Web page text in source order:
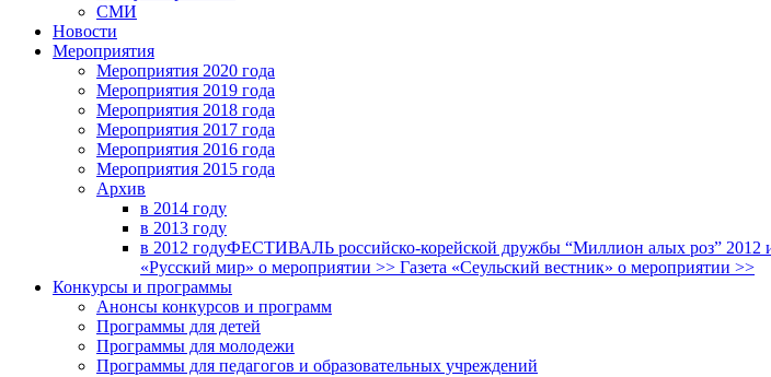
СМИ
Новости
Мероприятия
Мероприятия 2020 года
Мероприятия 2019 года
Мероприятия 2018 годa
Мероприятия 2017 года
Мероприятия 2016 года
Мероприятия 2015 года
Архив
в 2014 году
в 2013 году
в 2012 годуФЕСТИВАЛЬ российско-корейской дружбы “Миллион алых роз”
«Русский мир» о мероприятии >> Газета «Сеульский вестник» о мероприятии >>
Конкурсы и программы
Анонсы конкурсов и программ
Программы для детей
Программы для молодежи
Программы для педагогов и образовательных учреждений